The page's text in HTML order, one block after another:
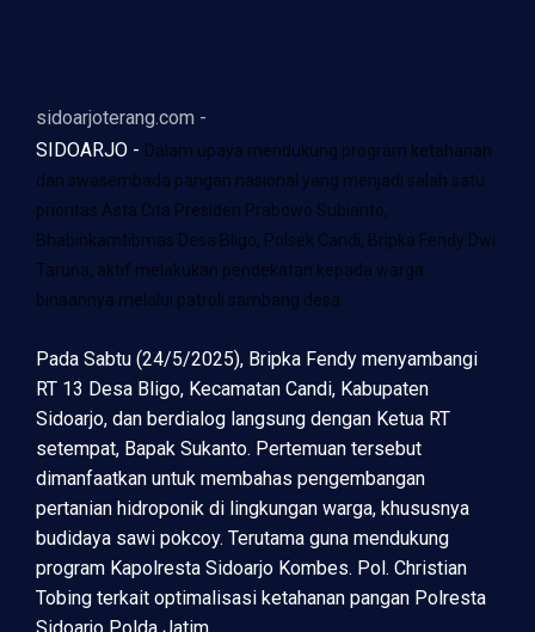
sidoarjoterang.com -
SIDOARJO - Dalam upaya mendukung program ketahanan
dan swasembada pangan nasional yang menjadi salah satu
prioritas Asta Cita Presiden Prabowo Subianto,
Bhabinkamtibmas Desa Bligo, Polsek Candi, Bripka Fendy Dwi
Taruna, aktif melakukan pendekatan kepada warga
binaannya melalui patroli sambang desa.
Pada Sabtu (24/5/2025), Bripka Fendy menyambangi
RT 13 Desa Bligo, Kecamatan Candi, Kabupaten
Sidoarjo, dan berdialog langsung dengan Ketua RT
setempat, Bapak Sukanto. Pertemuan tersebut
dimanfaatkan untuk membahas pengembangan
pertanian hidroponik di lingkungan warga, khususnya
budidaya sawi pokcoy. Terutama guna mendukung
program Kapolresta Sidoarjo Kombes. Pol. Christian
Tobing terkait optimalisasi ketahanan pangan Polresta